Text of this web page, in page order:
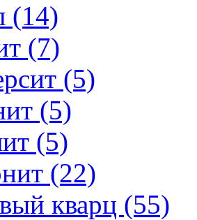
(14)
(7)
(5)
(5)
(5)
(22)
кварц (55)